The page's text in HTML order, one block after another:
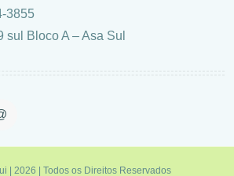
3855
sul Bloco A – Asa Sul
| 2026 | Todos os Direitos Reservados